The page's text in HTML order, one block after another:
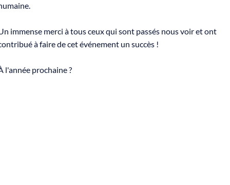
immense merci à tous ceux qui sont passés nous voir et ont
à faire de cet événement un succès !
l'année prochaine ?